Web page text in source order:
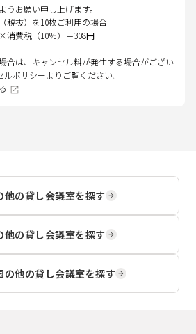
うお願い申し上げます。
税抜）を10枚ご利用の場合
費税（10％）＝308円
合は、キャンセル料が発生する場合がござい
ポリシーよりご覧ください。
他の貸し会議室を探す
他の貸し会議室を探す
の他の貸し会議室を探す